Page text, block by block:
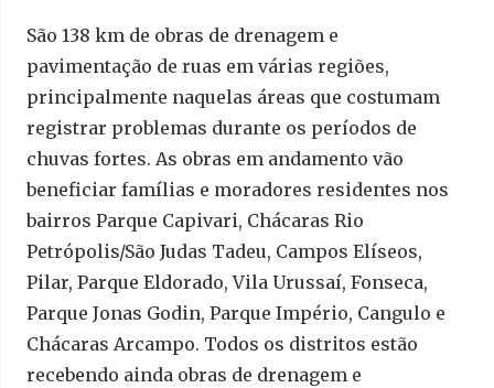
São 138 km de obras de drenagem e
pavimentação de ruas em várias regiões,
principalmente naquelas áreas que costumam
registrar problemas durante os períodos de
chuvas fortes. As obras em andamento vão
beneficiar famílias e moradores residentes nos
bairros Parque Capivari, Chácaras Rio
Petrópolis/São Judas Tadeu, Campos Elíseos,
Pilar, Parque Eldorado, Vila Urussaí, Fonseca,
Parque Jonas Godin, Parque Império, Cangulo e
Chácaras Arcampo. Todos os distritos estão
recebendo ainda obras de drenagem e